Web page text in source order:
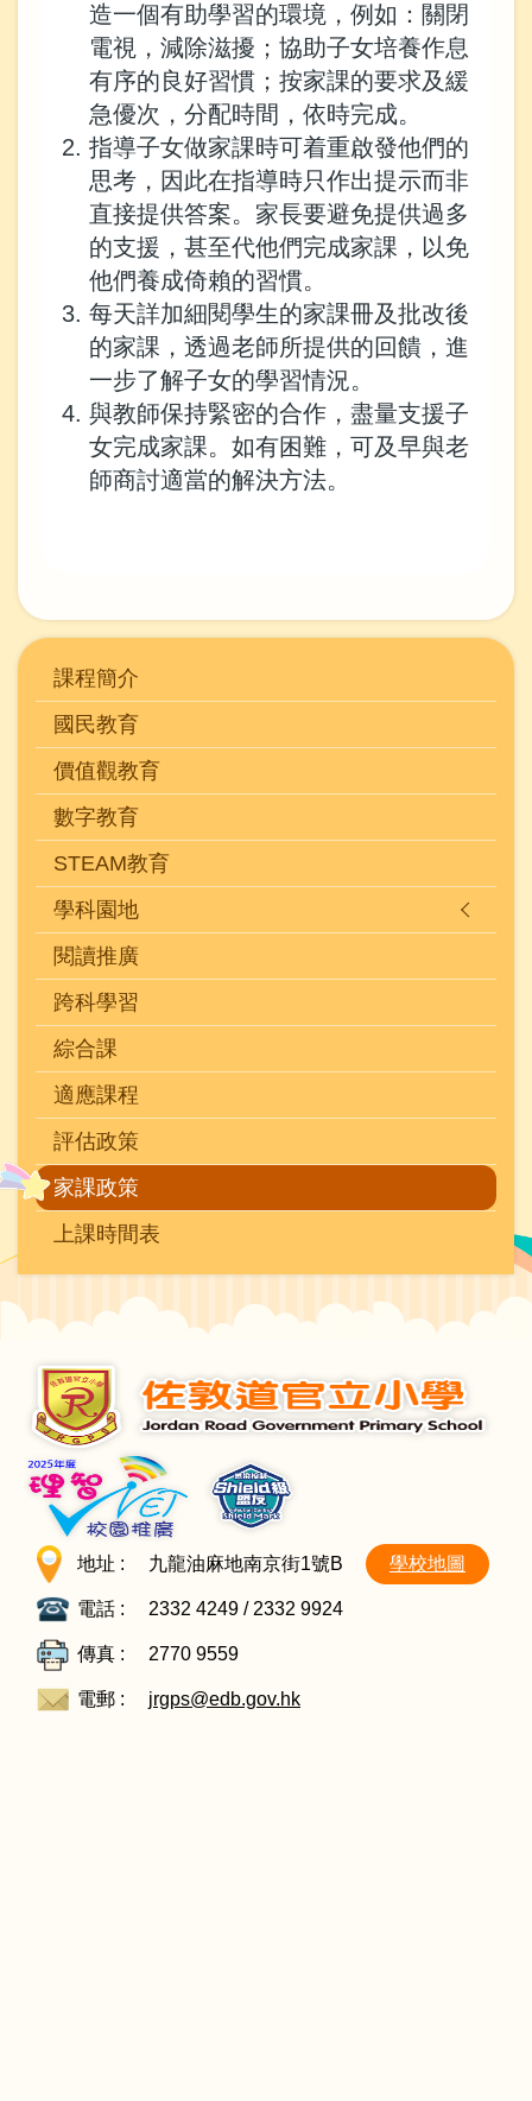
造一個有助學習的環境，例如：關閉
電視，減除滋擾；協助子女培養作息
有序的良好習慣；按家課的要求及緩
急優次，分配時間，依時完成。
指導子女做家課時可着重啟發他們的
思考，因此在指導時只作出提示而非
直接提供答案。家長要避免提供過多
的支援，甚至代他們完成家課，以免
他們養成倚賴的習慣。
每天詳加細閱學生的家課冊及批改後
的家課，透過老師所提供的回饋，進
一步了解子女的學習情況。
與教師保持緊密的合作，盡量支援子
女完成家課。如有困難，可及早與老
師商討適當的解決方法。
Main
navigation
課程簡介
國民教育
價值觀教育
數字教育
STEAM教育
學科園地
閱讀推廣
跨科學習
綜合課
適應課程
評估政策
家課政策
上課時間表
地址 : 九龍油麻地南京街1號B 學校地圖
電話 : 2332 4249 / 2332 9924
傳真 : 2770 9559
電郵 : jrgps@edb.gov.hk